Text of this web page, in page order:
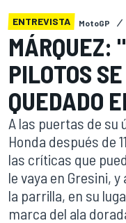
ENTREVISTA MotoGP
MÁRQUEZ:
PILOTOS
QUEDADO
A las puertas de
Honda después de
las críticas que
le vaya en Gresini,
la parrilla, en su
marca del ala